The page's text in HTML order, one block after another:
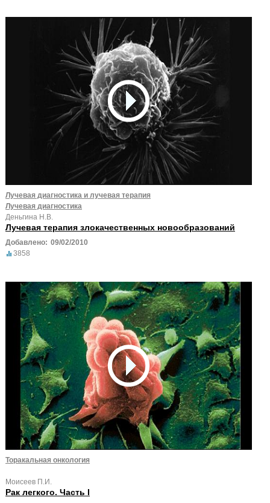
Лучевая диагностика и лучевая терапия
Лучевая диагностика
Деньгина Н.В.
Лучевая терапия злокачественных новообразований
Добавлено: 09/02/2010
3858
Торакальная онкология
Моисеев П.И.
Рак легкого. Часть I